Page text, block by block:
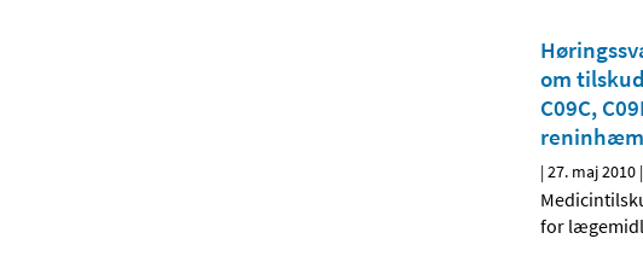
om
C09C,
|27. maj 2010 |
for